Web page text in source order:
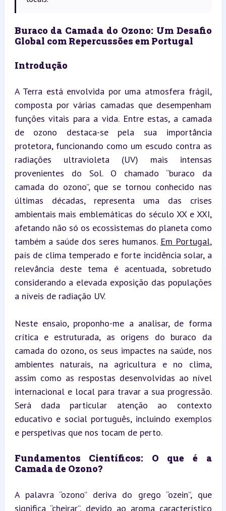
Buraco da Camada do Ozono: Um Desafio
Global com Repercussões em Portugal
Introdução
A Terra está envolvida por uma atmosfera frágil,
composta por várias camadas que desempenham
funções vitais para a vida. Entre estas, a camada
de ozono destaca-se pela sua importância
protetora, funcionando como um escudo contra as
radiações ultravioleta (UV) mais intensas
provenientes do Sol. O chamado “buraco da
camada do ozono”, que se tornou conhecido nas
últimas décadas, representa uma das crises
ambientais mais emblemáticas do século XX e XXI,
afetando não só os ecossistemas do planeta como
também a saúde dos seres humanos. Em Portugal,
país de clima temperado e forte incidência solar, a
relevância deste tema é acentuada, sobretudo
considerando a elevada exposição das populações
a níveis de radiação UV.
Neste ensaio, proponho-me a analisar, de forma
crítica e estruturada, as origens do buraco da
camada do ozono, os seus impactes na saúde, nos
ambientes naturais, na agricultura e no clima,
assim como as respostas desenvolvidas ao nível
internacional e local para travar a sua progressão.
Será dada particular atenção ao contexto
educativo e social português, incluindo exemplos
e perspetivas que nos tocam de perto.
Fundamentos Científicos: O que é a
Camada de Ozono?
A palavra “ozono” deriva do grego “ozein”, que
significa “cheirar”, devido ao aroma característico